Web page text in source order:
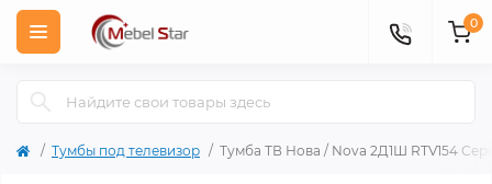
0
Тумбы под телевизор Тумба ТВ Нова / Nova 2Д1Ш RTV154